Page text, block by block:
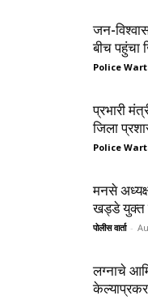
जन-
बीच पहुंचा
Police
प्रभारी
जिला
Police
मनसे
खड्डे युक्त
पोलीस वार्ता -
लग्नाचे